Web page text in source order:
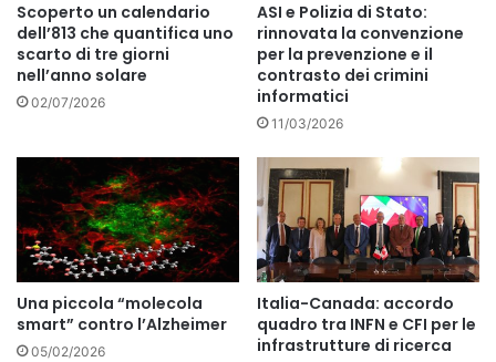
Scoperto un calendario
dell’813 che quantifica uno
scarto di tre giorni
nell’anno solare
02/07/2026
ASI e Polizia di Stato:
rinnovata la convenzione
per la prevenzione e il
contrasto dei crimini
informatici
11/03/2026
Una piccola “molecola
smart” contro l’Alzheimer
05/02/2026
Italia-Canada: accordo
quadro tra INFN e CFI per le
infrastrutture di ricerca